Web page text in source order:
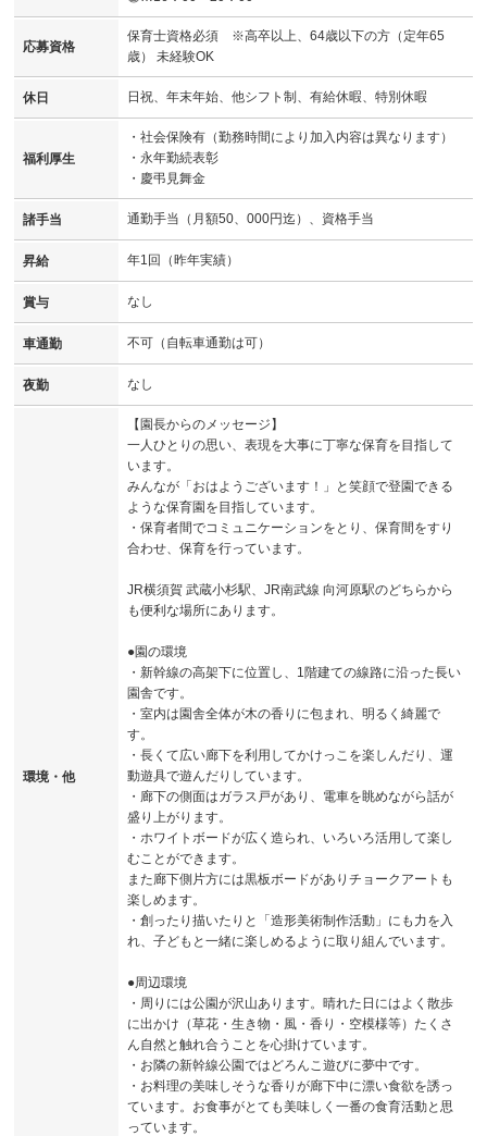
応募資格
保育士資格必須 ※高卒以上、64歳以下の方（定年65
歳） 未経験OK
休日 日祝、年末年始、他シフト制、有給休暇、特別休暇
福利厚生
・社会保険有（勤務時間により加入内容は異なります）
・永年勤続表彰
・慶弔見舞金
諸手当 通勤手当（月額50、000円迄）、資格手当
昇給 年1回（昨年実績）
賞与 なし
車通勤 不可（自転車通勤は可）
夜勤 なし
環境・他
【園長からのメッセージ】
一人ひとりの思い、表現を大事に丁寧な保育を目指して
います。
みんなが「おはようございます！」と笑顔で登園できる
ような保育園を目指しています。
・保育者間でコミュニケーションをとり、保育間をすり
合わせ、保育を行っています。
JR横須賀 武蔵小杉駅、JR南武線 向河原駅のどちらから
も便利な場所にあります。
●園の環境
・新幹線の高架下に位置し、1階建ての線路に沿った長い
園舎です。
・室内は園舎全体が木の香りに包まれ、明るく綺麗で
す。
・長くて広い廊下を利用してかけっこを楽しんだり、運
動遊具で遊んだりしています。
・廊下の側面はガラス戸があり、電車を眺めながら話が
盛り上がります。
・ホワイトボードが広く造られ、いろいろ活用して楽し
むことができます。
また廊下側片方には黒板ボードがありチョークアートも
楽しめます。
・創ったり描いたりと「造形美術制作活動」にも力を入
れ、子どもと一緒に楽しめるように取り組んでいます。
●周辺環境
・周りには公園が沢山あります。晴れた日にはよく散歩
に出かけ（草花・生き物・風・香り・空模様等）たくさ
ん自然と触れ合うことを心掛けています。
・お隣の新幹線公園ではどろんこ遊びに夢中です。
・お料理の美味しそうな香りが廊下中に漂い食欲を誘っ
ています。お食事がとても美味しく一番の食育活動と思
っています。